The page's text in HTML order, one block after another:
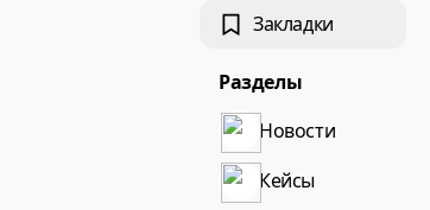
Закладки
Разделы
Новости
Кейсы